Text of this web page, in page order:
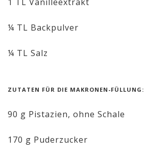
¼ TL Backpulver
¼ TL Salz
ZUTATEN FÜR DIE MAKRONEN-FÜLLUNG:
90 g Pistazien, ohne Schale
170 g Puderzucker